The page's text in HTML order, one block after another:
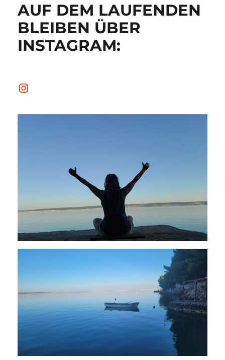
AUF DEM LAUFENDEN
BLEIBEN ÜBER
INSTAGRAM:
Instagram